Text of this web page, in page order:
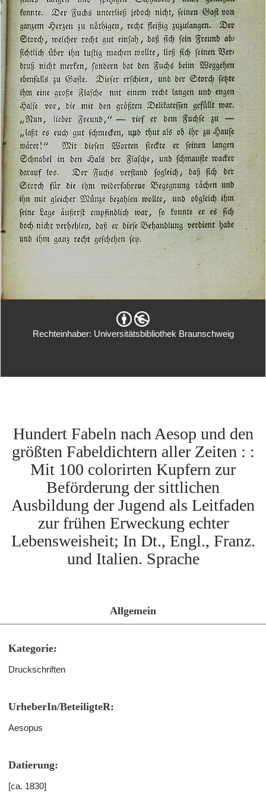
Rechteinhaber: Universitätsbibliothek Braunschweig
Hundert Fabeln nach Aesop und den
größten Fabeldichtern aller Zeiten : :
Mit 100 colorirten Kupfern zur
Beförderung der sittlichen
Ausbildung der Jugend als Leitfaden
zur frühen Erweckung echter
Lebensweisheit; In Dt., Engl., Franz.
und Italien. Sprache
Allgemein
Kategorie:
Druckschriften
UrheberIn/BeteiligteR:
Aesopus
Datierung:
[ca. 1830]